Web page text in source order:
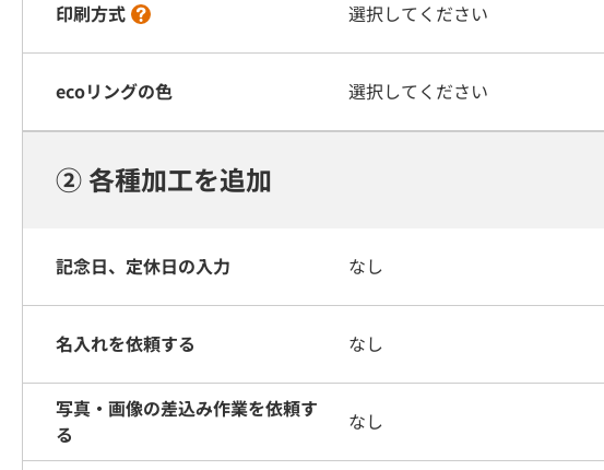
印刷方式 選択してください
ecoリングの色 選択してください
② 各種加工を追加
記念日、定休日の入力 なし
名入れを依頼する なし
写真・画像の差込み作業を依頼す
る
なし